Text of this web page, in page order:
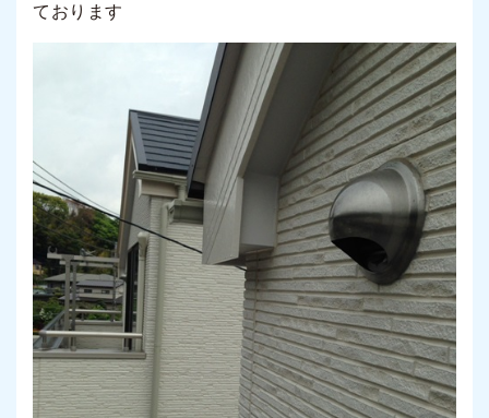
ております